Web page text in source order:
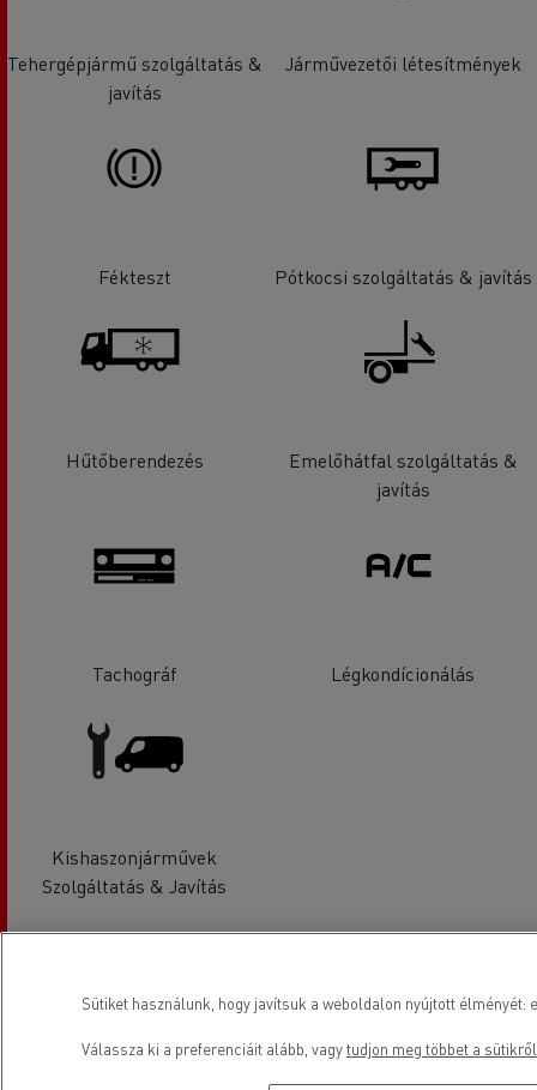
Tehergépjármű szolgáltatás &
javítás
Járművezetői létesítmények
Fékteszt Pótkocsi szolgáltatás & javítás
Hűtőberendezés
Emelőhátfal szolgáltatás &
javítás
Tachográf Légkondícionálás
Kishaszonjárművek
Szolgáltatás & Javítás
Sütiket használunk, hogy javítsuk a weboldalon nyújtott
Válassza ki a preferenciáit alább, vagytudjon meg többet a